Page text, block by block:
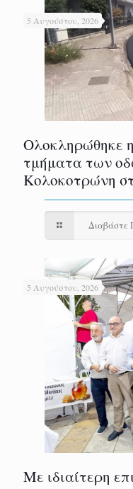
5 Αυγούστου, 2026
Ολοκληρώθηκε
τμήματα των
Κολοκοτρώνη
Διαβάστε
5 Αυγούστου, 2026
Με ιδιαίτερη